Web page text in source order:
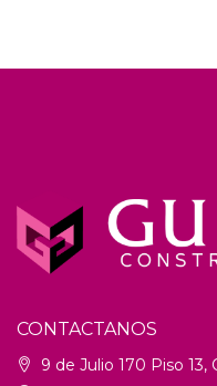
CONTACTANOS
9 de Julio 170 Piso